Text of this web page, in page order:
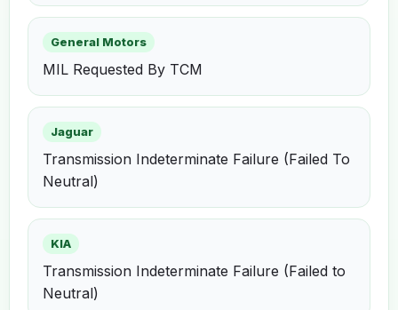
General Motors
MIL Requested By TCM
Jaguar
Transmission Indeterminate Failure (Failed To
Neutral)
KIA
Transmission Indeterminate Failure (Failed to
Neutral)